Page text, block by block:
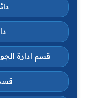
قسم ادارة